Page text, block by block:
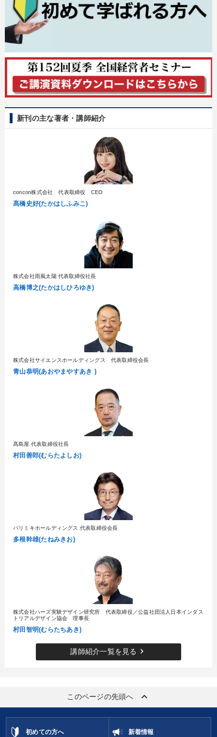
新刊の主な著者・講師紹介
concon株式会社 代表取締役 CEO
髙橋史好(たかはしふみこ)
株式会社雨風太陽 代表取締役社長
高橋博之(たかはしひろゆき)
株式会社サイエンスホールディングス 代表取締役会長
青山恭明(あおやまやすあき )
髙島屋 代表取締役社長
村田善郎(むらたよしお)
パリミキホールディングス 代表取締役会長
多根幹雄(たねみきお)
株式会社ハーズ実験デザイン研究所 代表取締役／公益社団法人日本インダス
トリアルデザイン協会 理事長
村田智明(むらたちあき)
講師紹介一覧を見る keyboard_arrow_right
このページの先頭へ keyboard_arrow_up
初めての方へ 新着情報